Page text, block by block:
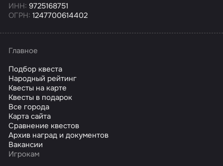
ИНН: 9725168751
ОГРН: 1247700614402
Главное
Подбор квеста
Народный рейтинг
Квесты на карте
Квесты в подарок
Все города
Карта сайта
Сравнение квестов
Архив наград и документов
Вакансии
Игрокам